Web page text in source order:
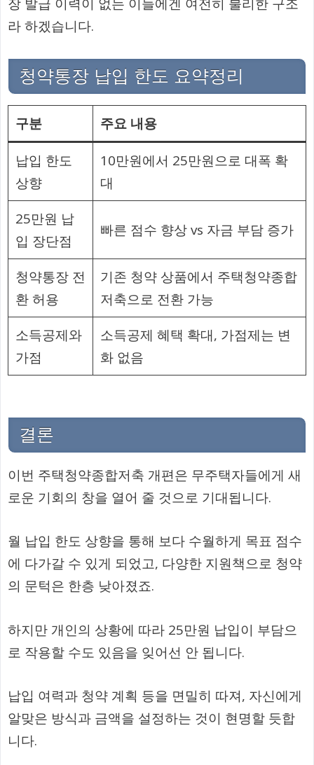
라 하겠습니다.
청약통장 납입 한도 요약정리
구분 주요 내용
납입 한도
상향
10만원에서 25만원으로 대폭 확
대
25만원 납
입 장단점
빠른 점수 향상 vs 자금 부담 증가
청약통장 전
환 허용
기존 청약 상품에서 주택청약종합
저축으로 전환 가능
소득공제와
가점
소득공제 혜택 확대, 가점제는 변
화 없음
결론
이번 주택청약종합저축 개편은 무주택자들에게 새
로운 기회의 창을 열어 줄 것으로 기대됩니다.
월 납입 한도 상향을 통해 보다 수월하게 목표 점수
에 다가갈 수 있게 되었고, 다양한 지원책으로 청약
의 문턱은 한층 낮아졌죠.
하지만 개인의 상황에 따라 25만원 납입이 부담으
로 작용할 수도 있음을 잊어선 안 됩니다.
납입 여력과 청약 계획 등을 면밀히 따져, 자신에게
알맞은 방식과 금액을 설정하는 것이 현명할 듯합
니다.